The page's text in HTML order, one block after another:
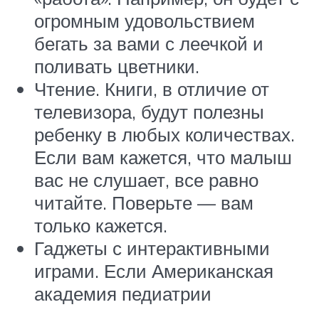
огромным удовольствием
бегать за вами с леечкой и
поливать цветники.
Чтение. Книги, в отличие от
телевизора, будут полезны
ребенку в любых количествах.
Если вам кажется, что малыш
вас не слушает, все равно
читайте. Поверьте — вам
только кажется.
Гаджеты с интерактивными
играми. Если Американская
академия педиатрии